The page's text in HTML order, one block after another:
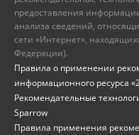
предоставления
анализа сведений,
сети «Интернет»,
Федерации).
Правила о применении
информационного ресурса
Рекомендательные
Sparrow
Правила применения